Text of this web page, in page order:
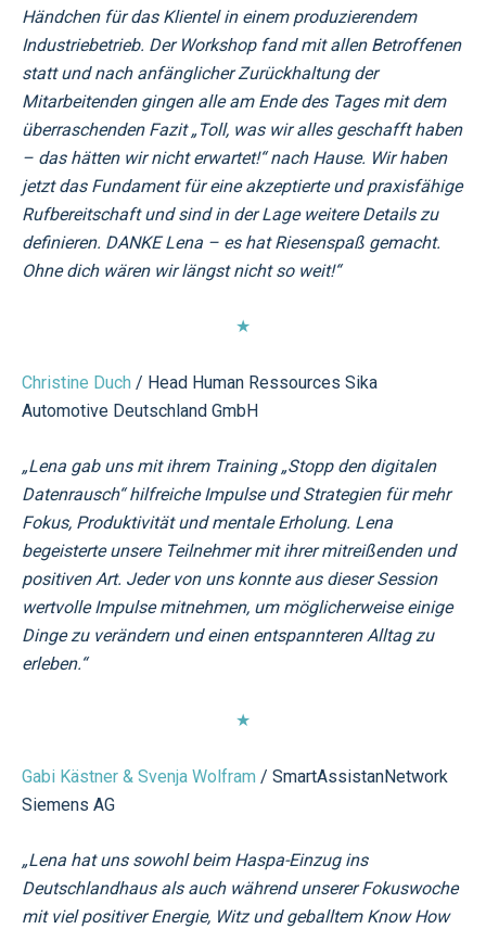
Händchen für das Klientel in einem produzierendem
Industriebetrieb. Der Workshop fand mit allen Betroffenen
statt und nach anfänglicher Zurückhaltung der
Mitarbeitenden gingen alle am Ende des Tages mit dem
überraschenden Fazit „Toll, was wir alles geschafft haben
– das hätten wir nicht erwartet!“ nach Hause. Wir haben
jetzt das Fundament für eine akzeptierte und praxisfähige
Rufbereitschaft und sind in der Lage weitere Details zu
definieren. DANKE Lena – es hat Riesenspaß gemacht.
Ohne dich wären wir längst nicht so weit!“
★
Christine Duch / Head Human Ressources Sika
Automotive Deutschland GmbH
„Lena gab uns mit ihrem Training „Stopp den digitalen
Datenrausch“ hilfreiche Impulse und Strategien für mehr
Fokus, Produktivität und mentale Erholung. Lena
begeisterte unsere Teilnehmer mit ihrer mitreißenden und
positiven Art. Jeder von uns konnte aus dieser Session
wertvolle Impulse mitnehmen, um möglicherweise einige
Dinge zu verändern und einen entspannteren Alltag zu
erleben.“
★
Gabi Kästner & Svenja Wolfram / SmartAssistanNetwork
Siemens AG
„Lena hat uns sowohl beim Haspa-Einzug ins
Deutschlandhaus als auch während unserer Fokuswoche
mit viel positiver Energie, Witz und geballtem Know How